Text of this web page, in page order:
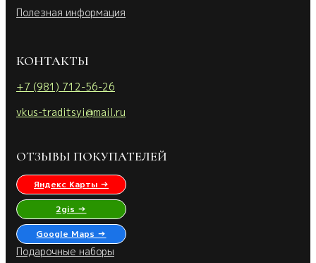
Полезная информация
КОНТАКТЫ
+7 (981) 712-56-26
vkus-traditsyi@mail.ru
ОТЗЫВЫ ПОКУПАТЕЛЕЙ
Яндекс Карты →
2gis →
Google Maps →
Подарочные наборы